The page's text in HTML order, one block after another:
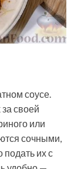
соусе.
своей
или
сочными,
их с